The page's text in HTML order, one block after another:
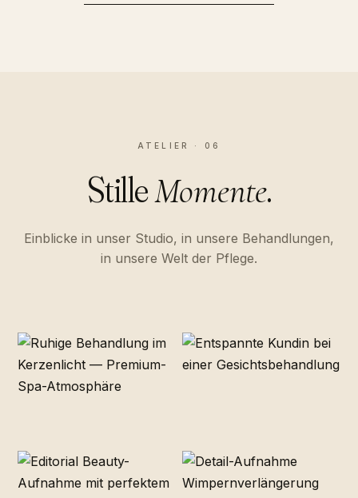
ATELIER · 06
StilleMomente.
Einblicke in unser Studio, in unsere Behandlungen,
in unsere Welt der Pflege.